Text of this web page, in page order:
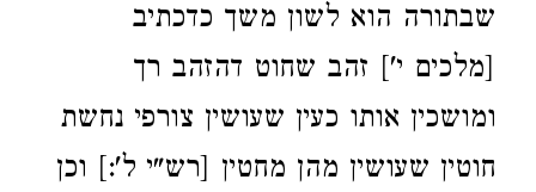
שבתורה הוא לשון משך כדכתיב
[מלכים י'] זהב שחוט דהזהב רך
ומושכין אותו כעין שעושין צורפי נחשת
חוטין שעושין מהן מחטין [רש"י ל':] וכן